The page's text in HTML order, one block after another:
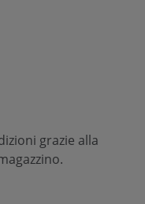
grazie alla